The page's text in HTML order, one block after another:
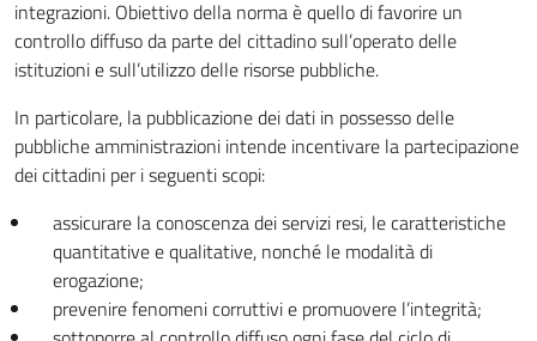
integrazioni. Obiettivo della norma è quello di favorire un
controllo diffuso da parte del cittadino sull’operato delle
istituzioni e sull’utilizzo delle risorse pubbliche.
In particolare, la pubblicazione dei dati in possesso delle
pubbliche amministrazioni intende incentivare la partecipazione
dei cittadini per i seguenti scopi:
assicurare la conoscenza dei servizi resi, le caratteristiche
quantitative e qualitative, nonché le modalità di
erogazione;
prevenire fenomeni corruttivi e promuovere l’integrità;